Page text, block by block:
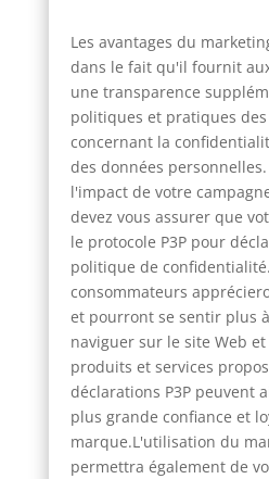
Les avantages du
dans le fait qu'il fournit
une transparence
politiques et pratiques des
concernant la
des données
l'impact de votre
devez vous assurer que
le protocole P3P pour
politique de
consommateurs
et pourront se sentir plus
naviguer sur le site Web
produits et services
déclarations P3P peuvent
plus grande confiance et
marque.L'utilisation du
permettra également de